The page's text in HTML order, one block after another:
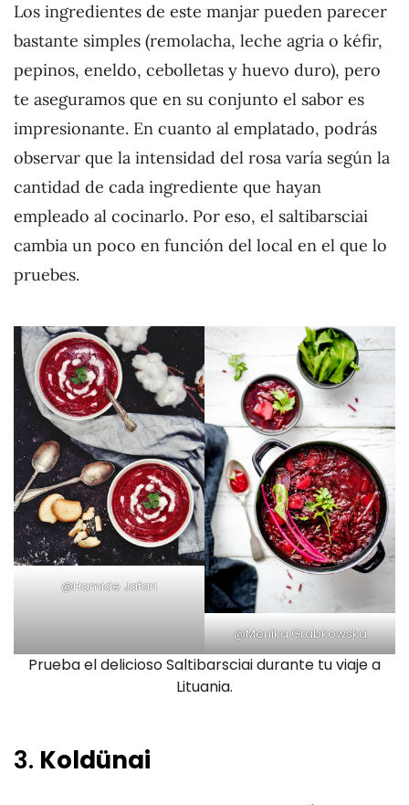
Los ingredientes de este manjar pueden parecer
bastante simples (remolacha, leche agria o kéfir,
pepinos, eneldo, cebolletas y huevo duro), pero
te aseguramos que en su conjunto el sabor es
impresionante. En cuanto al emplatado, podrás
observar que la intensidad del rosa varía según la
cantidad de cada ingrediente que hayan
empleado al cocinarlo. Por eso, el saltibarsciai
cambia un poco en función del local en el que lo
pruebes.
@Hamide Jafari
@Monika Grabkowska
Prueba el delicioso Saltibarsciai durante tu viaje a
Lituania.
3. Koldünai